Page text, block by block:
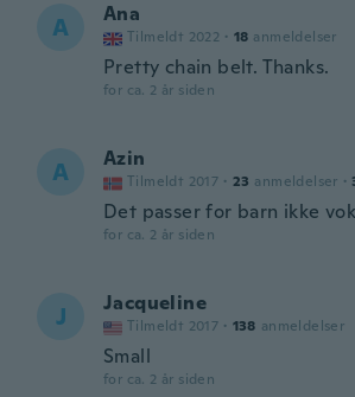
A Ana
Tilmeldt 2022 · 18 anmeldelser
Pretty chain belt. Thanks.
for ca. 2 år siden
A Azin
Tilmeldt 2017 · 23 anmeldelser ·
Det passer for barn ikke
for ca. 2 år siden
J Jacqueline
Tilmeldt 2017 · 138 anmeldelser
Small
for ca. 2 år siden